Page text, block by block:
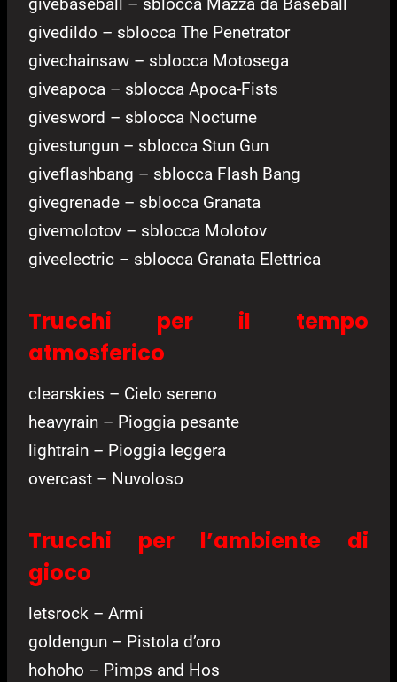
givebaseball – sblocca Mazza da Baseball
givedildo – sblocca The Penetrator
givechainsaw – sblocca Motosega
giveapoca – sblocca Apoca-Fists
givesword – sblocca Nocturne
givestungun – sblocca Stun Gun
giveflashbang – sblocca Flash Bang
givegrenade – sblocca Granata
givemolotov – sblocca Molotov
giveelectric – sblocca Granata Elettrica
Trucchi per il tempo
atmosferico
clearskies – Cielo sereno
heavyrain – Pioggia pesante
lightrain – Pioggia leggera
overcast – Nuvoloso
Trucchi per l’ambiente di
gioco
letsrock – Armi
goldengun – Pistola d’oro
hohoho – Pimps and Hos